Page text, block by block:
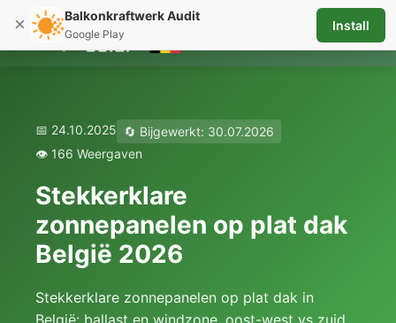
☰
📅 24.10.2025
🔄 Bijgewerkt: 30.07.2026
👁️ 166 Weergaven
Stekkerklare
zonnepanelen op plat dak
België 2026
Stekkerklare zonnepanelen op plat dak in
België: ballast en windzone, oost-west vs zuid,
× Balkonkraftwerk Audit
Google Play
Install